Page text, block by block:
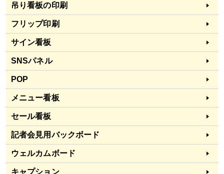
吊り看板の印刷
フリップ印刷
サイン看板
SNSパネル
POP
メニュー看板
セール看板
記者会見用バックボード
ウェルカムボード
キャプション